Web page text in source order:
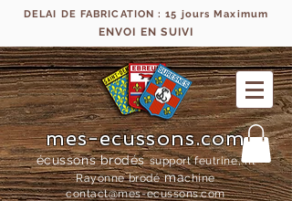
DELAI DE FABRICATION : 15 jours Maximum
ENVOI EN SUIVI
mes-ecussons.com
écussons brodés support feutrine, fil
Rayonne brodémachine
contact@mes-ecussons.com